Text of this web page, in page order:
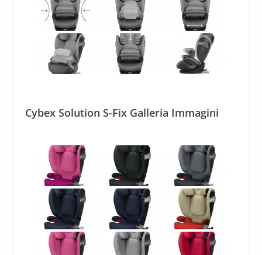
Cybex Solution S-Fix Galleria Immagini